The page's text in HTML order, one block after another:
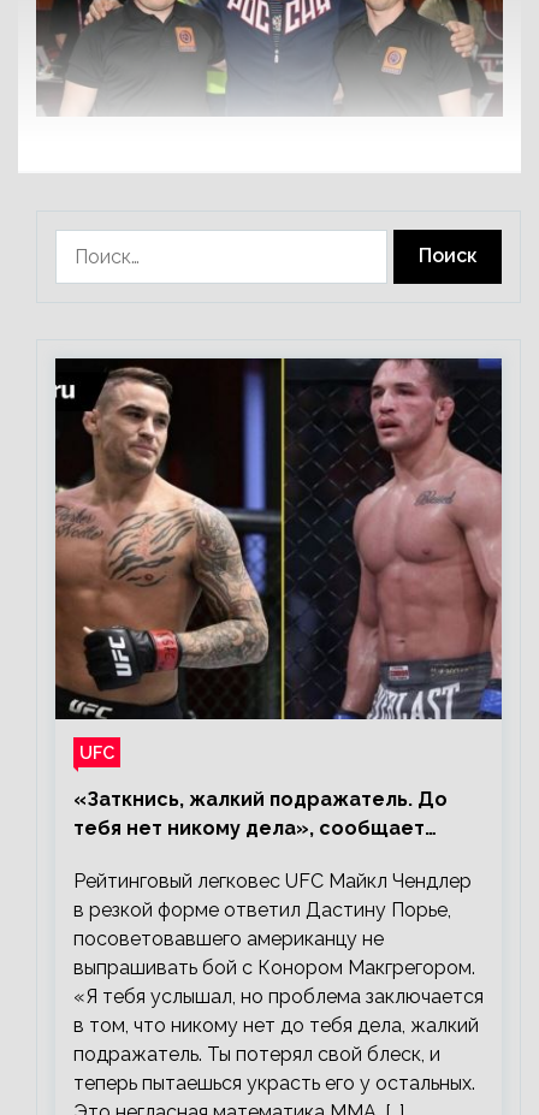
UFC
«Заткнись, жалкий подражатель. До
тебя нет никому дела», сообщает
Рейтинговый легковес UFC Майкл Чендлер
в резкой форме ответил Дастину Порье,
посоветовавшего американцу не
выпрашивать бой с Конором Макгрегором.
«Я тебя услышал, но проблема заключается
в том, что никому нет до тебя дела, жалкий
подражатель. Ты потерял свой блеск, и
теперь пытаешься украсть его у остальных.